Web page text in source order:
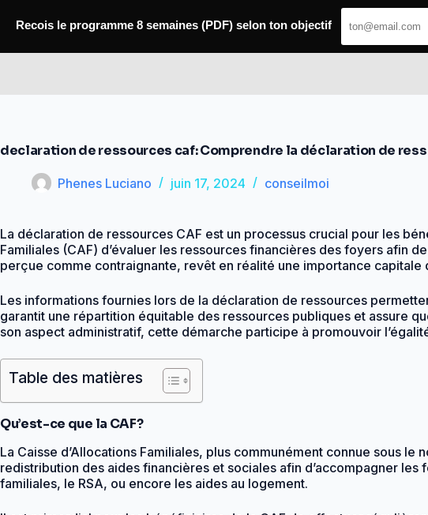
declaration de ressources caf: Comprendre la déclaration de
Phenes Luciano juin 17, 2024 conseilmoi
La déclaration de ressources CAF est un processus crucial pour les
Familiales (CAF) d’évaluer les ressources financières des foyers afin
perçue comme contraignante, revêt en réalité une importance capitale
Les informations fournies lors de la déclaration de ressources
garantit une répartition équitable des ressources publiques et assure
son aspect administratif, cette démarche participe à promouvoir
Table des matières
Qu’est-ce que la CAF?
La Caisse d’Allocations Familiales, plus communément connue sous
redistribution des aides financières et sociales afin d’accompagner
familiales, le RSA, ou encore les aides au logement.
Recois le programme 8 semaines (PDF) selon ton objectif